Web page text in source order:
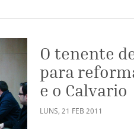
O tenente
para
e o Calvario
LUNS,21 FEB 2011